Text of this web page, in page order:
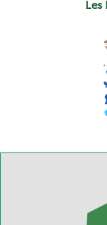
Les